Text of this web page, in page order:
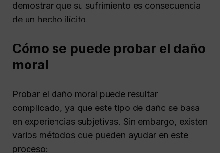
demostrar que su sufrimiento es consecuencia
de un hecho ilícito.
Cómo se puede probar el daño
moral
Probar el daño moral puede resultar
complicado, ya que este tipo de daño se basa
en experiencias subjetivas. Sin embargo, existen
varios métodos que pueden ayudar en este
proceso: